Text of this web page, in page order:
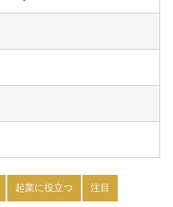
起業に役立つ 注目